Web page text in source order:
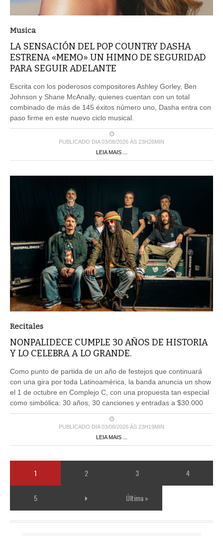
Musica
LA SENSACIÓN DEL POP COUNTRY DASHA
ESTRENA «MEMO» UN HIMNO DE SEGURIDAD
PARA SEGUIR ADELANTE
Escrita con los poderosos compositores Ashley Gorley, Ben
Johnson y Shane McAnally, quienes cuentan con un total
combinado de más de 145 éxitos número uno, Dasha entra con
paso firme en este nuevo ciclo musical.
PUBLICADO DIA 03/08/2026 ÀS 23H26MIN
LEIA MAIS ...
Recitales
NONPALIDECE CUMPLE 30 AÑOS DE HISTORIA
Y LO CELEBRA A LO GRANDE.
Como punto de partida de un año de festejos que continuará
con una gira por toda Latinoamérica, la banda anuncia un show
el 1 de octubre en Complejo C, con una propuesta tan especial
como simbólica: 30 años, 30 canciones y entradas a $30.000
PUBLICADO DIA 03/08/2026 ÀS 23H19MIN
LEIA MAIS ...
1 2 3 4
5 Última »